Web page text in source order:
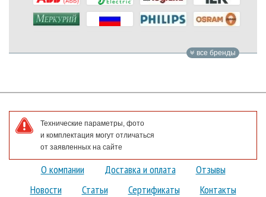
все бренды
Технические параметры, фото
и комплектация могут отличаться
от заявленных на сайте
О компании Доставка и оплата
Отзывы
Новости
Статьи Сертификаты Контакты